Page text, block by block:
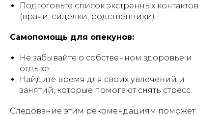
Подготовьте список экстренных контактов
(врачи, сиделки, родственники).
Самопомощь для опекунов:
Не забывайте о собственном здоровье и
отдыхе.
Найдите время для своих увлечений и
занятий, которые помогают снять стресс.
Следование этим рекомендациям поможет